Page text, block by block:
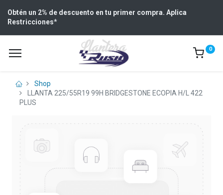
Obtén un 2% de descuento en tu primer compra. Aplica
Restricciones*
0
Shop
LLANTA 225/55R19 99H BRIDGESTONE ECOPIA H/L 422
PLUS